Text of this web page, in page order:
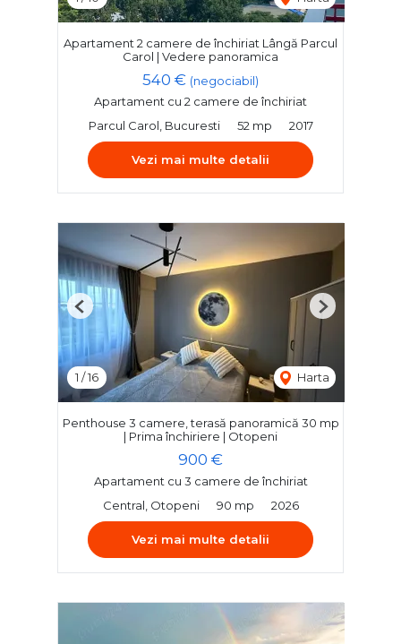
Apartament 2 camere de închiriat Lângă Parcul
Carol | Vedere panoramica
540 € (negociabil)
Apartament cu 2 camere de închiriat
Parcul Carol, Bucuresti
52 mp 2017
Vezi mai multe detalii
1 /16 Harta
Previous Next
Penthouse 3 camere, terasă panoramică 30 mp
| Prima închiriere | Otopeni
900 €
Apartament cu 3 camere de închiriat
Central, Otopeni
90 mp 2026
Vezi mai multe detalii